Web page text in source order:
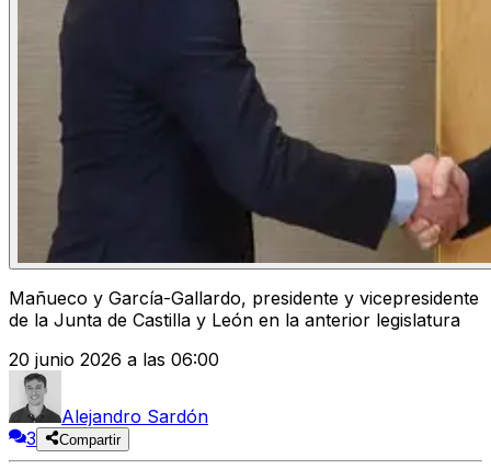
Mañueco y García-Gallardo, presidente y vicepresidente
de la Junta de Castilla y León en la anterior legislatura
20 junio 2026 a las 06:00
Alejandro Sardón
3
Compartir